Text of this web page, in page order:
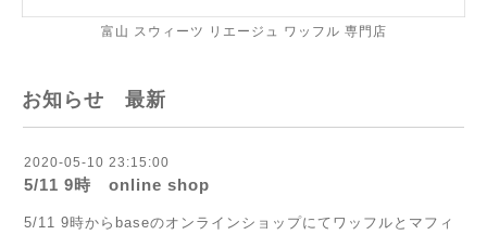
富山 スウィーツ リエージュ ワッフル 専門店
お知らせ 最新
2020-05-10 23:15:00
5/11 9時 online shop
5/11 9時からbaseのオンラインショップにてワッフルとマフィ